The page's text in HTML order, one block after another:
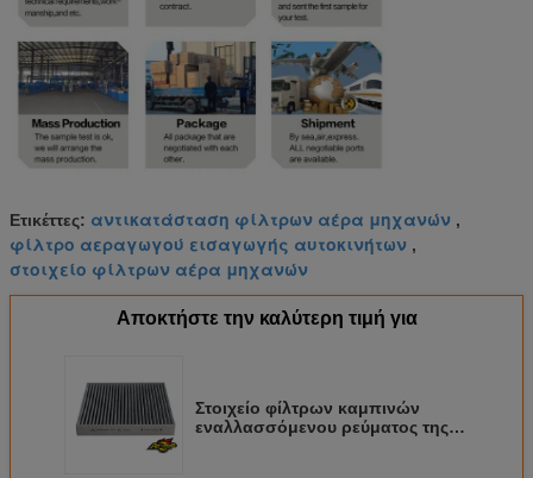
Ετικέττες: αντικατάσταση φίλτρων αέρα μηχανών ,
φίλτρο αεραγωγού εισαγωγής αυτοκινήτων ,
στοιχείο φίλτρων αέρα μηχανών
Αποκτήστε την καλύτερη τιμή για
Στοιχείο φίλτρων καμπινών
εναλλασσόμενου ρεύματος της